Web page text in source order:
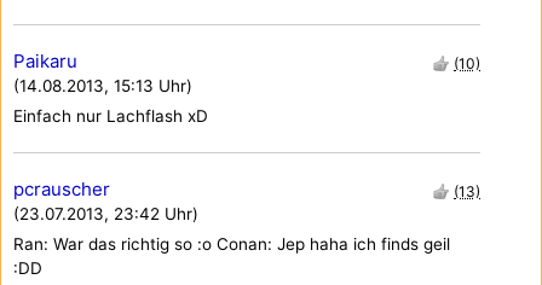
Paikaru
(14.08.2013, 15:13 Uhr)
(10)
Einfach nur Lachflash xD
pcrauscher
(23.07.2013, 23:42 Uhr)
(13)
Ran: War das richtig so :o Conan: Jep haha ich finds geil
:DD